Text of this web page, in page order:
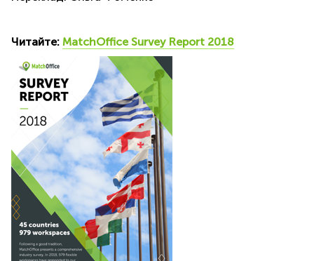
Читайте: MatchOffice Survey Report 2018